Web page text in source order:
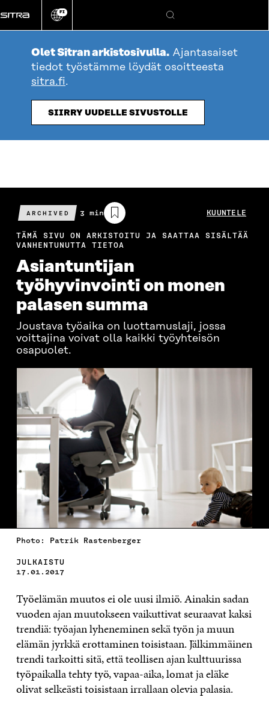
suoraan
sisältöön
Vaihda
kieli
FI
Hae
Olet Sitran arkistosivulla. Ajantasaiset
tiedot työstämme löydät osoitteesta
sitra.fi.
SIIRRY UUDELLE SIVUSTOLLE
ARCHIVED
Arvioitu
lukuaika
3 min KUUNTELE
TÄMÄ SIVU ON ARKISTOITU JA SAATTAA SISÄLTÄÄ
VANHENTUNUTTA TIETOA
Asiantuntijan
työhyvinvointi on monen
palasen summa
Joustava työaika on luottamuslaji, jossa
voittajina voivat olla kaikki työyhteisön
osapuolet.
Photo: Patrik Rastenberger
JULKAISTU
17.01.2017
Työelämän muutos ei ole uusi ilmiö. Ainakin sadan
vuoden ajan muutokseen vaikuttivat seuraavat kaksi
trendiä: työajan lyheneminen sekä työn ja muun
elämän jyrkkä erottaminen toisistaan. Jälkimmäinen
trendi tarkoitti sitä, että teollisen ajan kulttuurissa
työpaikalla tehty työ, vapaa-aika, lomat ja eläke
olivat selkeästi toisistaan irrallaan olevia palasia.